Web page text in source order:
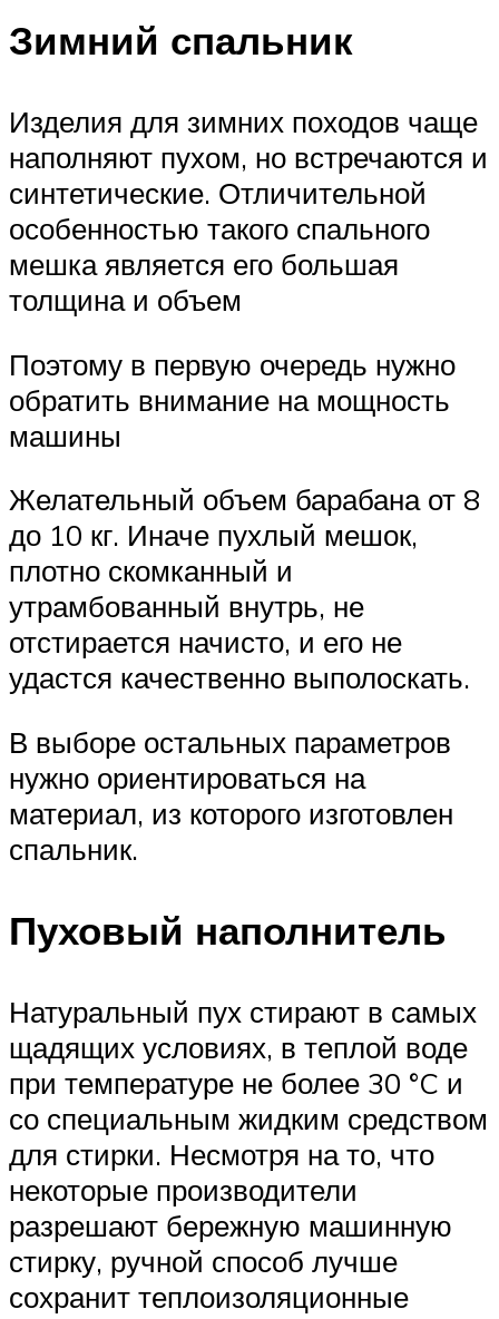
Зимний спальник
Изделия для зимних походов чаще
наполняют пухом, но встречаются и
синтетические. Отличительной
особенностью такого спального
мешка является его большая
толщина и объем
Поэтому в первую очередь нужно
обратить внимание на мощность
машины
Желательный объем барабана от 8
до 10 кг. Иначе пухлый мешок,
плотно скомканный и
утрамбованный внутрь, не
отстирается начисто, и его не
удастся качественно выполоскать.
В выборе остальных параметров
нужно ориентироваться на
материал, из которого изготовлен
спальник.
Пуховый наполнитель
Натуральный пух стирают в самых
щадящих условиях, в теплой воде
при температуре не более 30 °C и
со специальным жидким средством
для стирки. Несмотря на то, что
некоторые производители
разрешают бережную машинную
стирку, ручной способ лучше
сохранит теплоизоляционные